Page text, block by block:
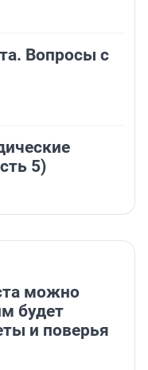
Вопросы с
5)
можно
будет
и поверья